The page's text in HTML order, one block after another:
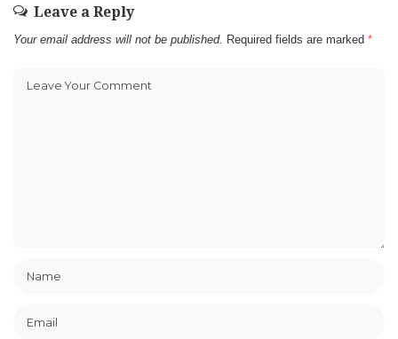
Leave a Reply
Your email address will not be published. Required fields are marked *